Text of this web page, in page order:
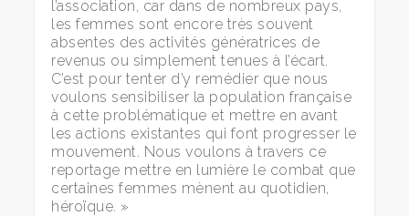
l’association, car dans de nombreux pays,
les femmes sont encore très souvent
absentes des activités génératrices de
revenus ou simplement tenues à l’écart.
C’est pour tenter d’y remédier que nous
voulons sensibiliser la population française
à cette problématique et mettre en avant
les actions existantes qui font progresser le
mouvement. Nous voulons à travers ce
reportage mettre en lumière le combat que
certaines femmes mènent au quotidien,
héroïque. »